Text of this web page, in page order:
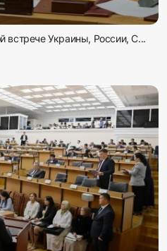
встрече Украины, России, С...